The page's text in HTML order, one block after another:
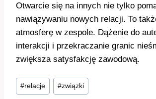
Otwarcie się na innych nie tylko
nawiązywaniu nowych relacji. To
atmosferę w zespole. Dążenie do
interakcji i przekraczanie granic
zwiększa satysfakcję zawodową.
Tagi
wpisu:
#relacje #związki